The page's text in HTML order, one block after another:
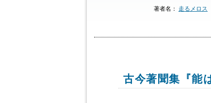
著者名： 走るメロス
古今著聞集『能